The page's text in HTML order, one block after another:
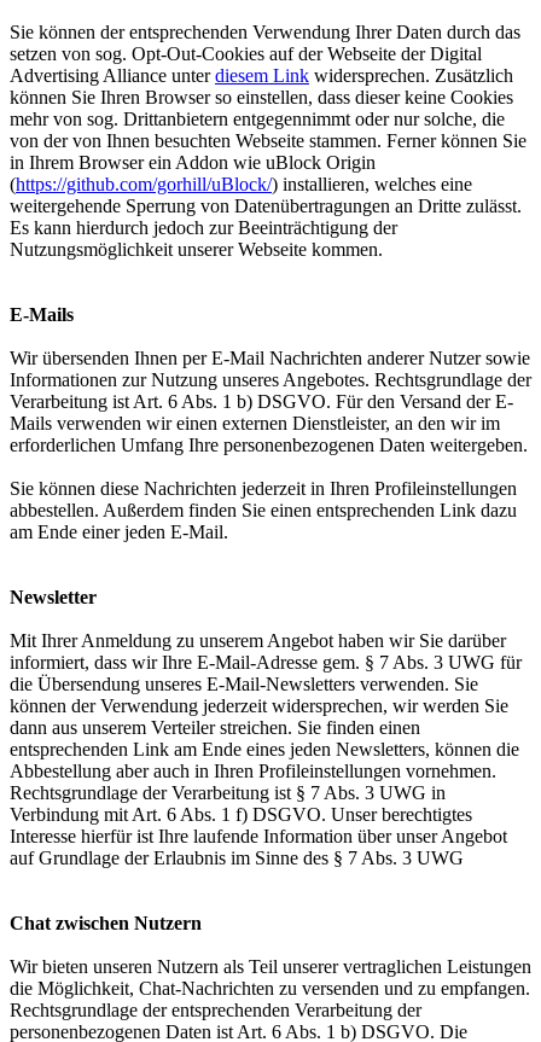
Sie können der entsprechenden Verwendung Ihrer Daten durch das
setzen von sog. Opt-Out-Cookies auf der Webseite der Digital
Advertising Alliance unterdiesem Link widersprechen. Zusätzlich
können Sie Ihren Browser so einstellen, dass dieser keine Cookies
mehr von sog. Drittanbietern entgegennimmt oder nur solche, die
von der von Ihnen besuchten Webseite stammen. Ferner können Sie
in Ihrem Browser ein Addon wie uBlock Origin
(https://github.com/gorhill/uBlock/) installieren, welches eine
weitergehende Sperrung von Datenübertragungen an Dritte zulässt.
Es kann hierdurch jedoch zur Beeinträchtigung der
Nutzungsmöglichkeit unserer Webseite kommen.
E-Mails
Wir übersenden Ihnen per E-Mail Nachrichten anderer Nutzer sowie
Informationen zur Nutzung unseres Angebotes. Rechtsgrundlage der
Verarbeitung ist Art. 6 Abs. 1 b) DSGVO. Für den Versand der E-
Mails verwenden wir einen externen Dienstleister, an den wir im
erforderlichen Umfang Ihre personenbezogenen Daten weitergeben.
Sie können diese Nachrichten jederzeit in Ihren Profileinstellungen
abbestellen. Außerdem finden Sie einen entsprechenden Link dazu
am Ende einer jeden E-Mail.
Newsletter
Mit Ihrer Anmeldung zu unserem Angebot haben wir Sie darüber
informiert, dass wir Ihre E-Mail-Adresse gem. § 7 Abs. 3 UWG für
die Übersendung unseres E-Mail-Newsletters verwenden. Sie
können der Verwendung jederzeit widersprechen, wir werden Sie
dann aus unserem Verteiler streichen. Sie finden einen
entsprechenden Link am Ende eines jeden Newsletters, können die
Abbestellung aber auch in Ihren Profileinstellungen vornehmen.
Rechtsgrundlage der Verarbeitung ist § 7 Abs. 3 UWG in
Verbindung mit Art. 6 Abs. 1 f) DSGVO. Unser berechtigtes
Interesse hierfür ist Ihre laufende Information über unser Angebot
auf Grundlage der Erlaubnis im Sinne des § 7 Abs. 3 UWG
Chat zwischen Nutzern
Wir bieten unseren Nutzern als Teil unserer vertraglichen Leistungen
die Möglichkeit, Chat-Nachrichten zu versenden und zu empfangen.
Rechtsgrundlage der entsprechenden Verarbeitung der
personenbezogenen Daten ist Art. 6 Abs. 1 b) DSGVO. Die